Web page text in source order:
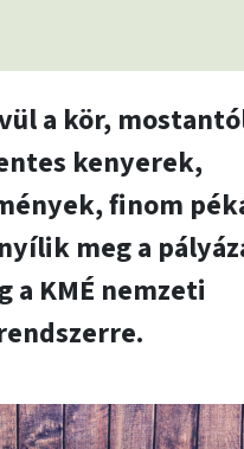
a kör,
kenyerek,
finom
meg a
a KMÉ nemzeti